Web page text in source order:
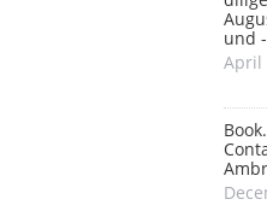
und
April